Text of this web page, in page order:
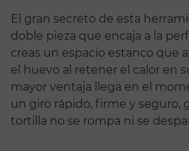
El gran secreto de esta
doble pieza que encaja a la
creas un espacio estanco que
el huevo al retener el calor en
mayor ventaja llega en el
un giro rápido, firme y seguro,
tortilla no se rompa ni se